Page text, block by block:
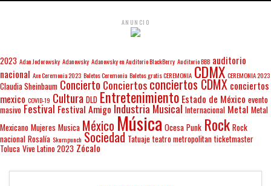
ANUNCIO
2023 Adan Jodorowsky Adanowsky Adanowsky en Auditorio BlackBerry Auditorio BBB auditorio
nacional Axe Ceremonia 2023 Boletos Ceremonia Boletos gratis CEREMONIA CDMX CEREMONIA 2023
Claudia Sheinbaum Concierto Conciertosconciertos CDMX conciertos
mexico COVID-19 Cultura DLD Entretenimiento Estado de México evento
masivo Festival Festival Amigo Industria Musical Internacional Metal Metal
Mexicano Mujeres Musica México Música Ocesa Punk Rock Rock
nacional Rosalía Skumpunch Sociedad Tatuaje teatro metropolitan ticketmaster
Toluca Vive Latino 2023 Zócalo